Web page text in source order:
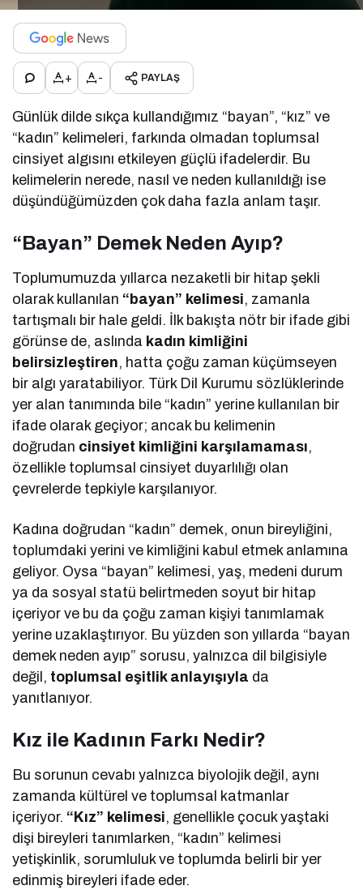
+ - PAYLAŞ
Günlük dilde sıkça kullandığımız “bayan”, “kız” ve
“kadın” kelimeleri, farkında olmadan toplumsal
cinsiyet algısını etkileyen güçlü ifadelerdir. Bu
kelimelerin nerede, nasıl ve neden kullanıldığı ise
düşündüğümüzden çok daha fazla anlam taşır.
“Bayan” Demek Neden Ayıp?
Toplumumuzda yıllarca nezaketli bir hitap şekli
olarak kullanılan “bayan” kelimesi, zamanla
tartışmalı bir hale geldi. İlk bakışta nötr bir ifade gibi
görünse de, aslında kadın kimliğini
belirsizleştiren, hatta çoğu zaman küçümseyen
bir algı yaratabiliyor. Türk Dil Kurumu sözlüklerinde
yer alan tanımında bile “kadın” yerine kullanılan bir
ifade olarak geçiyor; ancak bu kelimenin
doğrudan cinsiyet kimliğini karşılamaması,
özellikle toplumsal cinsiyet duyarlılığı olan
çevrelerde tepkiyle karşılanıyor.
Kadına doğrudan “kadın” demek, onun bireyliğini,
toplumdaki yerini ve kimliğini kabul etmek anlamına
geliyor. Oysa “bayan” kelimesi, yaş, medeni durum
ya da sosyal statü belirtmeden soyut bir hitap
içeriyor ve bu da çoğu zaman kişiyi tanımlamak
yerine uzaklaştırıyor. Bu yüzden son yıllarda “bayan
demek neden ayıp” sorusu, yalnızca dil bilgisiyle
değil, toplumsal eşitlik anlayışıyla da
yanıtlanıyor.
Kız ile Kadının Farkı Nedir?
Bu sorunun cevabı yalnızca biyolojik değil, aynı
zamanda kültürel ve toplumsal katmanlar
içeriyor. “Kız” kelimesi, genellikle çocuk yaştaki
dişi bireyleri tanımlarken, “kadın” kelimesi
yetişkinlik, sorumluluk ve toplumda belirli bir yer
edinmiş bireyleri ifade eder.